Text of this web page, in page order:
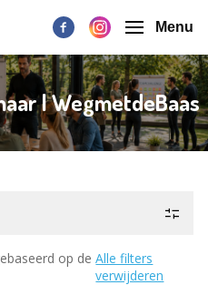
Menu
| WegmetdeBaas
op de Alle filters
verwijderen